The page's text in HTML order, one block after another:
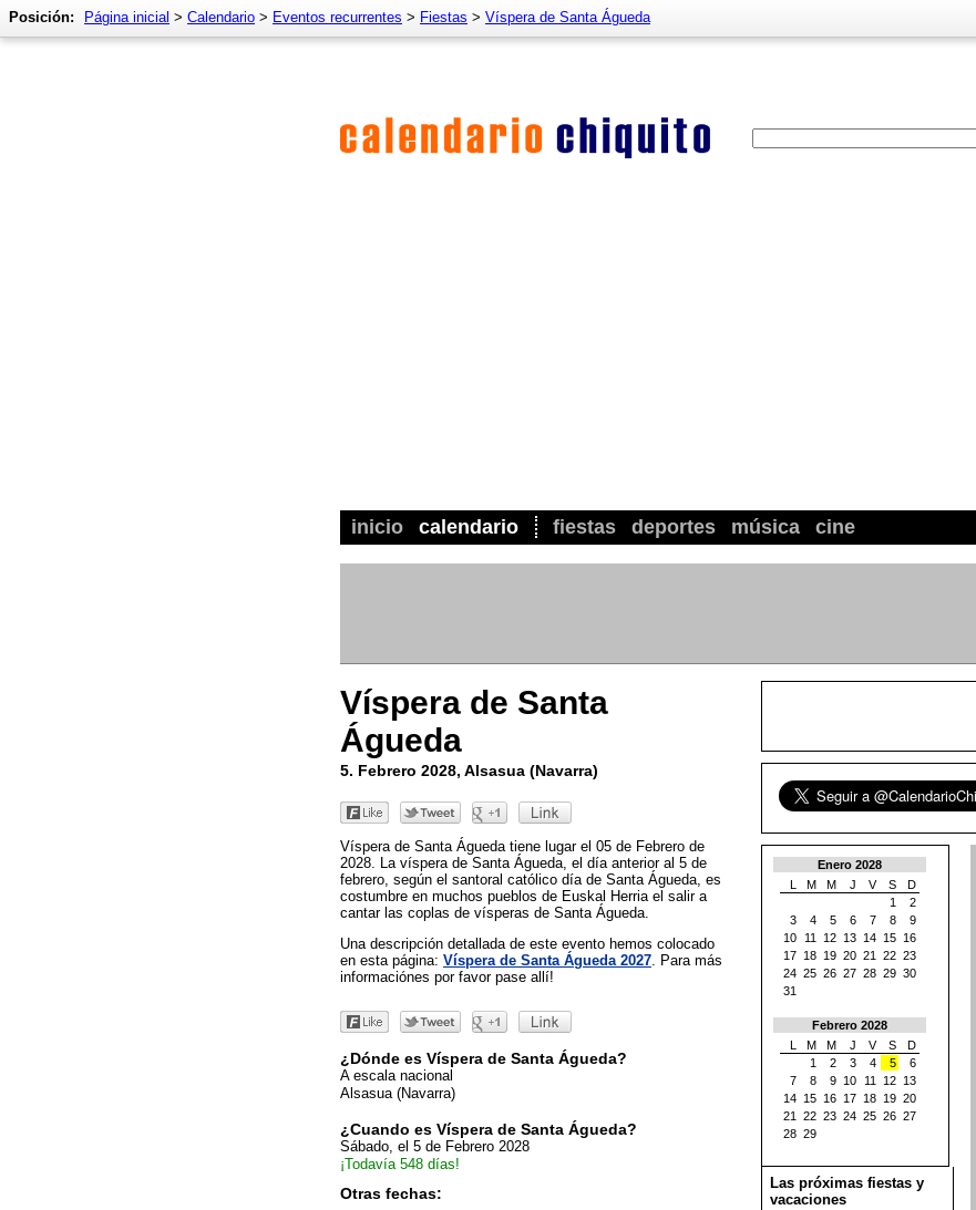
inicio calendario fiestas deportes música cine
Posición: Página inicial > Calendario > Eventos recurrentes > Fiestas > Víspera de Santa Águeda
Víspera de Santa
Águeda
5. Febrero 2028, Alsasua (Navarra)
Víspera de Santa Águeda tiene lugar el 05 de Febrero de
2028. La víspera de Santa Águeda, el día anterior al 5 de
febrero, según el santoral católico día de Santa Águeda, es
costumbre en muchos pueblos de Euskal Herria el salir a
cantar las coplas de vísperas de Santa Águeda.
Una descripción detallada de este evento hemos colocado
en esta página: Víspera de Santa Águeda 2027 . Para más
informaciónes por favor pase allí!
¿Dónde es Víspera de Santa Águeda?
A escala nacional
Alsasua (Navarra)
¿Cuando es Víspera de Santa Águeda?
Sábado, el 5 de Febrero 2028
¡Todavía 548 días!
Otras fechas:
Enero 2028
L
M M J V S
D
1
2
3
4 5 6 7 8
9
10
11 12 13 14 15 16
17 18 19 20 21 22 23
24 25 26 27 28 29 30
31
Febrero 2028
L
M M J V S
D
1
2 3 4 5
6
7
8 9 10 11 12 13
14 15 16 17 18 19 20
21
22 23 24 25 26 27
28 29
Las próximas fiestas y
vacaciones